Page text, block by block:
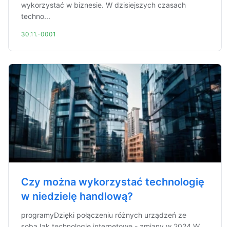
wykorzystać w biznesie. W dzisiejszych czasach
techno...
30.11.-0001
Czy można wykorzystać technologię
w niedzielę handlową?
programyDzięki połączeniu różnych urządzeń ze